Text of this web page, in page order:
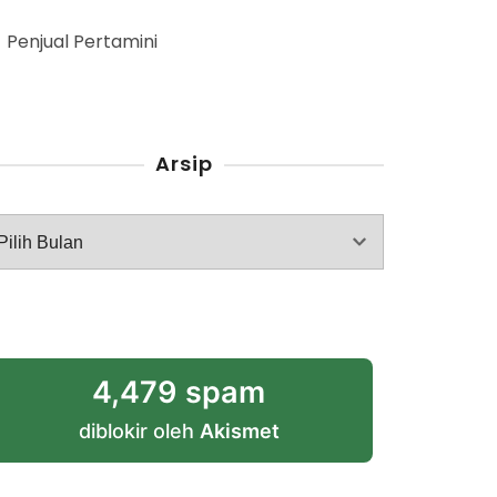
Penjual Pertamini
Arsip
4,479 spam
diblokir oleh Akismet